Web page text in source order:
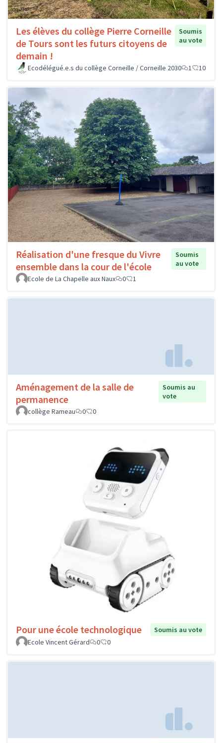
Les élèves du collège Pierre Corneille
de Tours sont les futurs citoyens de
demain !
Soumis
au vote
Ecodélégué.e.s du collège Corneille / Corneille 2030 1 10
Réalisation d'une fresque du Vivre
ensemble dans la cour de l'école
Soumis
au vote
Ecole de La Chapelle aux Naux
0 1
Aménagement de la salle de
permanence
Soumis au
vote
collège Rameau
0 0
Pour une école technologique
Soumis au vote
Ecole Vincent Gérard
0 0